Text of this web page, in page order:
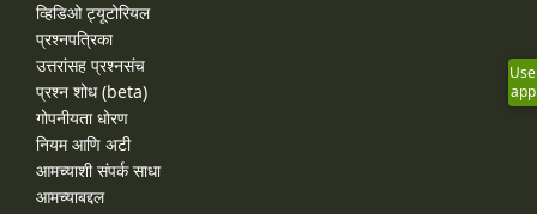
व्हिडिओ ट्यूटोरियल
प्रश्नपत्रिका
उत्तरांसह प्रश्नसंच
प्रश्न शोध (beta)
गोपनीयता धोरण
नियम आणि अटी
आमच्याशी संपर्क साधा
आमच्याबद्दल
Use
app